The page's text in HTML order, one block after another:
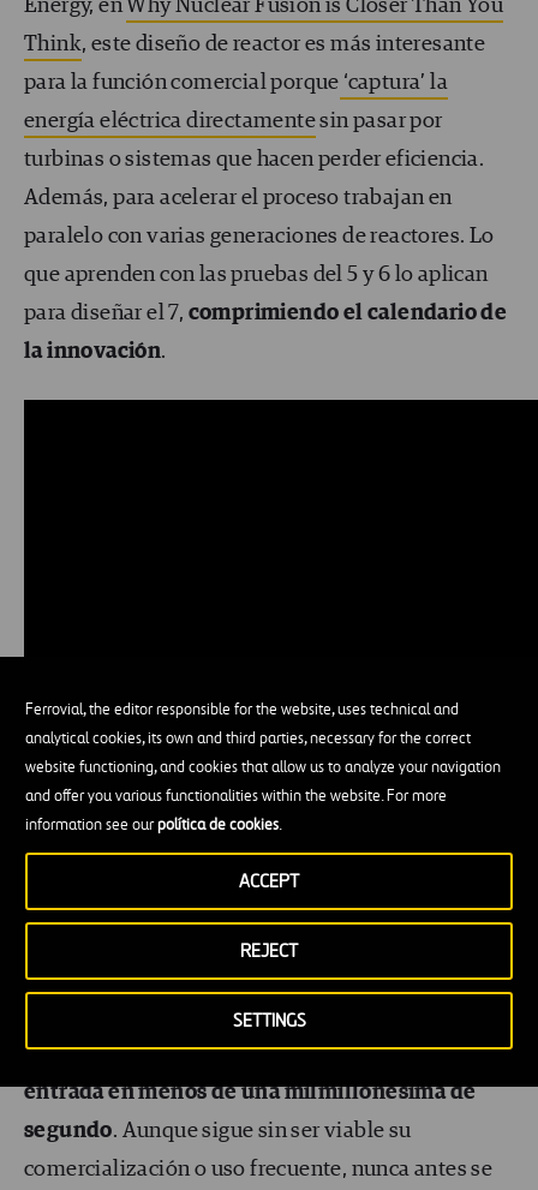
Ferrovial, the editor responsible for the website, uses technical and
analytical cookies, its own and third parties, necessary for the correct
website functioning, and cookies that allow us to analyze your navigation
and offer you various functionalities within the website. For more
information see ourpolítica de cookies.
SETTINGS
REJECT
ACCEPT
Energy, enWhy Nuclear Fusion is Closer Than You
Think, este diseño de reactor es más interesante
para la función comercial porque ‘captura’ la
energía eléctrica directamentesin pasar por
turbinas o sistemas que hacen perder eficiencia.
Además, para acelerar el proceso trabajan en
paralelo con varias generaciones de reactores. Lo
que aprenden con las pruebas del 5 y 6 lo aplican
para diseñar el 7, comprimiendo el calendario de
la innovación.
Una de las ventajas del SPARC es que tampoco
requiere ‘ignición’, un término que se ha
popularizado en 2022. Ya en 2021
Nacional de Ignición (NIF), logrando 1,9 MJ de
energía saliente por fusión. Endiciembre de 2022,
por primera vez en la historia, este laboratorio
logró3,15 MJ de salida aportando 2,05 MJ de
entrada en menos de una milmillonésima de
segundo. Aunque sigue sin ser viable su
comercialización o uso frecuente, nunca antes se